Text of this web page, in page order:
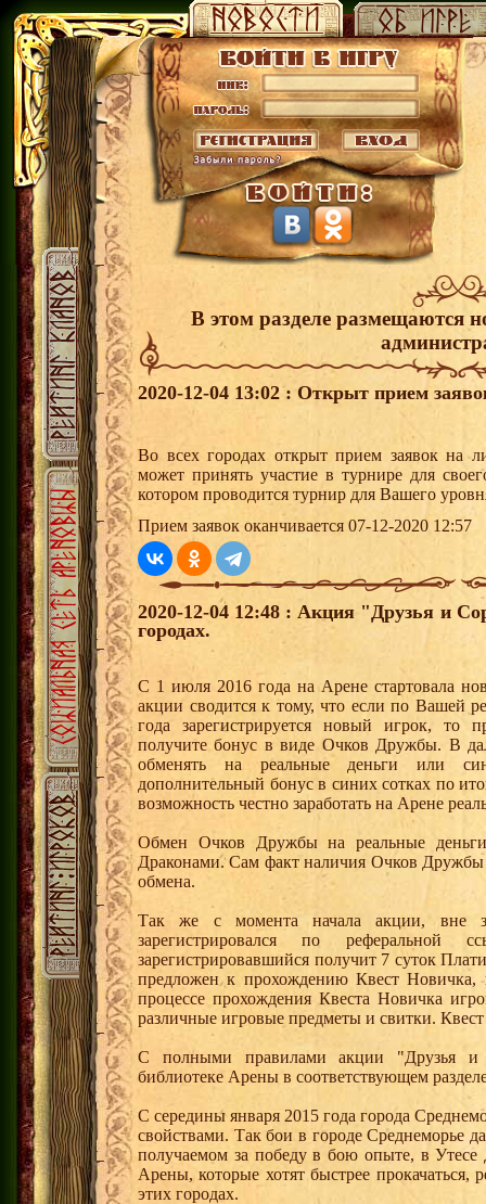
В этом разделе размещаются
2020-12-04 13:02 : Открыт прием
Во всех городах открыт прием заявок на
может принять участие в турнире для
котором проводится турнир для Вашего
Прием заявок оканчивается 07-12-2020 12:57
2020-12-04 12:48 : Акция "Друзья и
городах.
С 1 июля 2016 года на Арене стартовала
акции сводится к тому, что если по Вашей
года зарегистрируется новый игрок,
получите бонус в виде Очков Дружбы. В
обменять на реальные деньги или
дополнительный бонус в синих сотках по
возможность честно заработать на Арене
Обмен Очков Дружбы на реальные деньги
Драконами. Сам факт наличия Очков Дружбы
обмена.
Так же с момента начала акции, вне
зарегистрировался по
зарегистрировавшийся получит 7 суток
предложен к прохождению Квест
процессе прохождения Квеста Новичка
различные игровые предметы и свитки.
С полными правилами акции "Друзья и
библиотеке Арены в соответствующем
С середины января 2015 года города
свойствами. Так бои в городе Среднеморье
получаемом за победу в бою опыте, в
Арены, которые хотят быстрее прокачаться,
этих городах.